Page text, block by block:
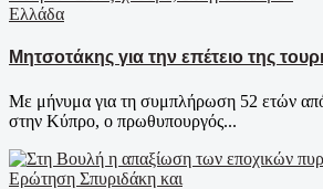
Ελλάδα
Μητσοτάκης για την επέτειο της
Με μήνυμα για τη συμπλήρωση 52 ετών
στην Κύπρο, ο πρωθυπουργός...